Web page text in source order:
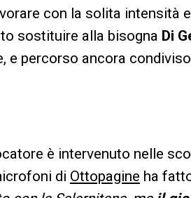
con la solita intensità
sostituire alla bisogna Di
e percorso ancora
è intervenuto nelle
di Ottopagine ha